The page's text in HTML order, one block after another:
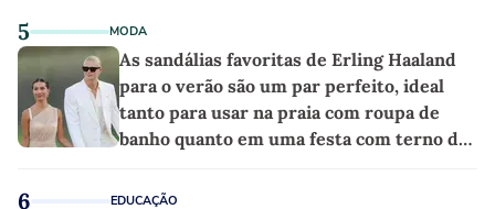
5 MODA
As sandálias favoritas de Erling Haaland
para o verão são um par perfeito, ideal
tanto para usar na praia com roupa de
banho quanto em uma festa com terno de
6 EDUCAÇÃO